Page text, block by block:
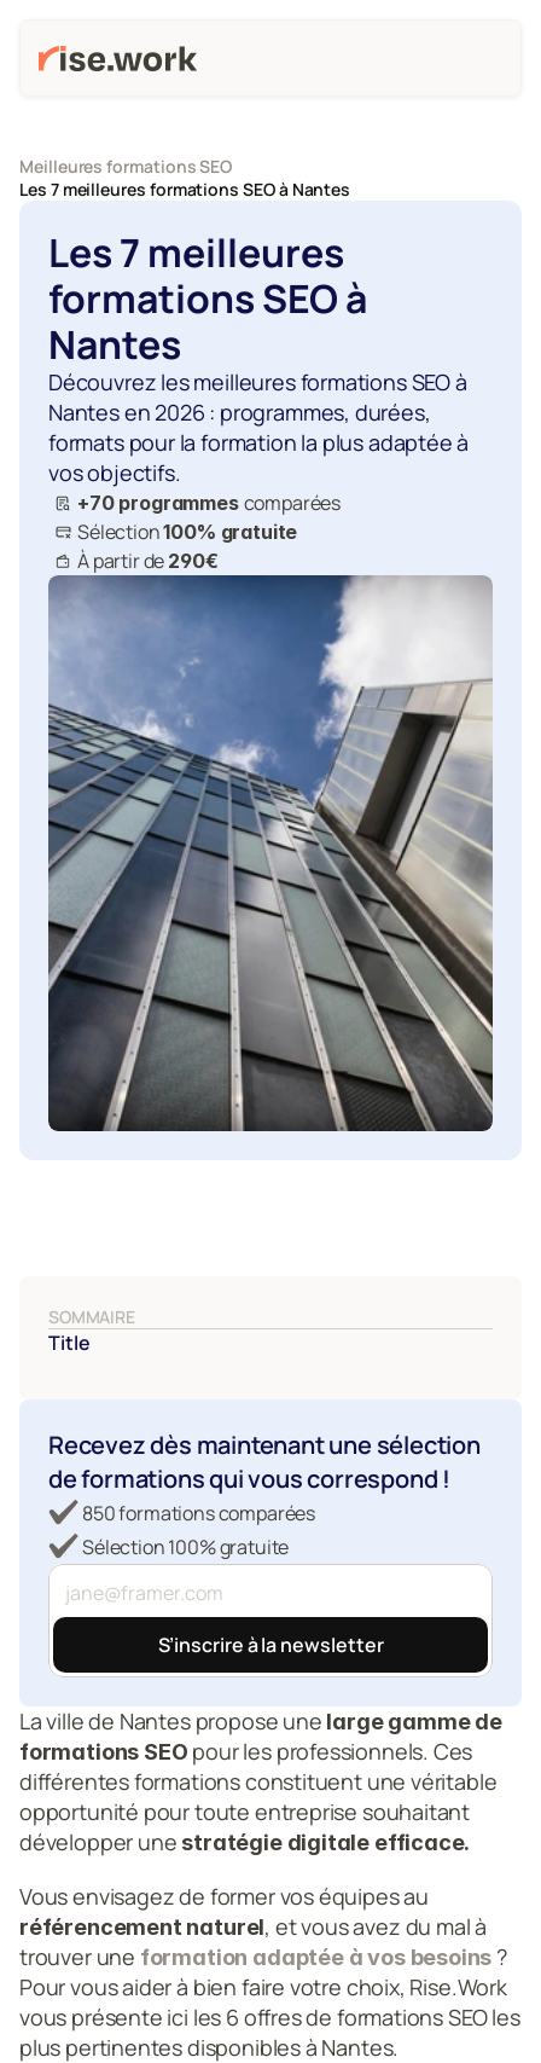
Meilleures formations SEO
Les 7 meilleures formations SEO à Nantes
Les 7 meilleures
formations SEO à
Nantes
Découvrez les meilleures formations SEO à
Nantes en 2026 : programmes, durées,
formats pour la formation la plus adaptée à
vos objectifs.
+70 programmes comparées
Sélection 100% gratuite
À partir de 290€
SOMMAIRE
Title
Recevez dès maintenant une sélection
de formations qui vous correspond !
850 formations comparées
Sélection 100% gratuite
S’inscrire à la newsletter
La ville de Nantes propose une large gamme de
formations SEO pour les professionnels. Ces
différentes formations constituent une véritable
opportunité pour toute entreprise souhaitant
développer une stratégie digitale efficace.
référencement naturel, et vous avez du mal à
trouver une formation adaptée à vos besoins ?
Pour vous aider à bien faire votre choix, Rise.Work
vous présente ici les 6 offres de formations SEO les
plus pertinentes disponibles à Nantes.